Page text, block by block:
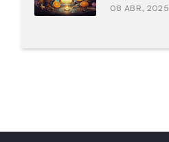
08 ABR., 2025